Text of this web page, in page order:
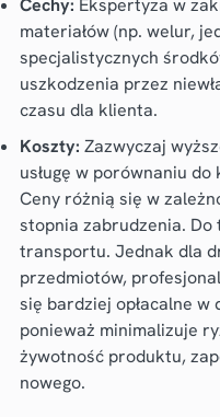
Cechy: Ekspertyza w
materiałów (np. welur,
specjalistycznych
uszkodzenia przez
czasu dla klienta.
Koszty: Zazwyczaj
usługę w porównaniu
Ceny różnią się w
stopnia zabrudzenia. Do
transportu. Jednak dla
przedmiotów,
się bardziej opłacalne w
ponieważ minimalizuje
żywotność produktu,
nowego.